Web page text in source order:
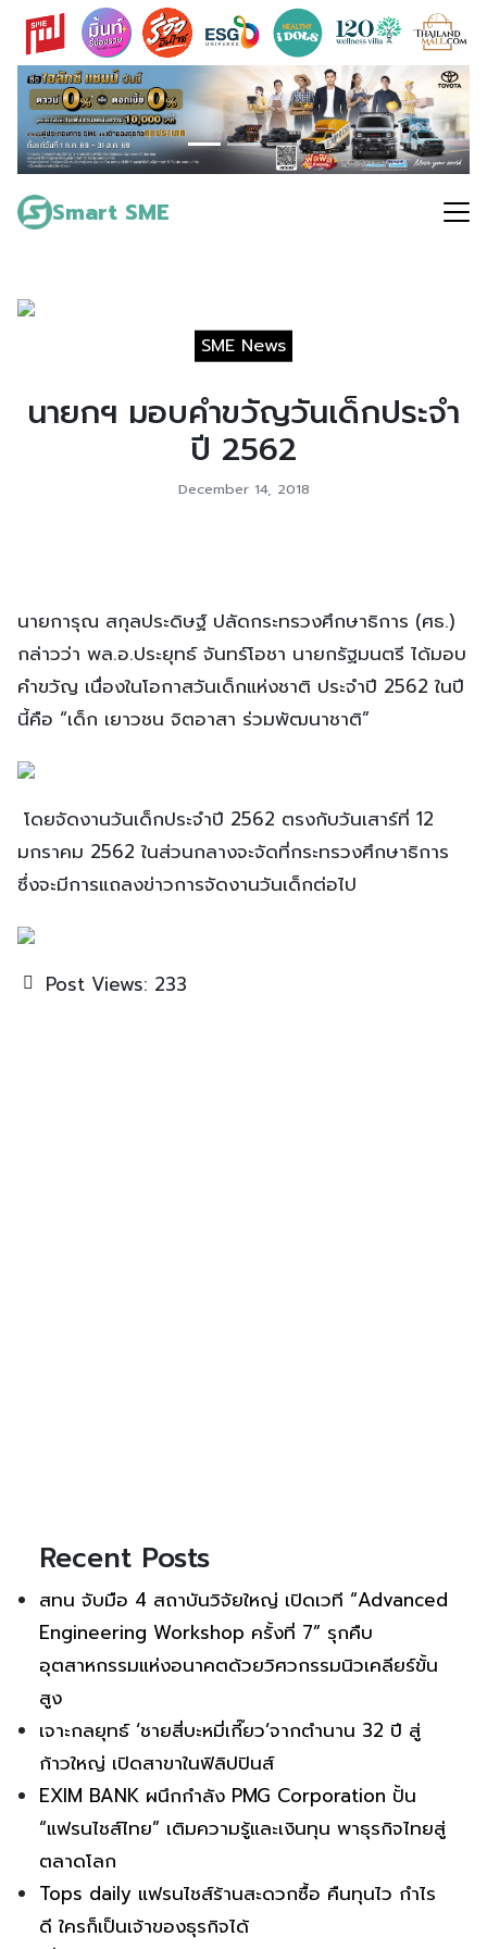
Skip
content
Smart SME
Search
for:
SME News
นายกฯ มอบคำขวัญวันเด็กประจำ
ปี 2562
December 14, 2018
นายการุณ สกุลประดิษฐ์ ปลัดกระทรวงศึกษาธิการ (ศธ.)
กล่าวว่า พล.อ.ประยุทธ์ จันทร์โอชา นายกรัฐมนตรี ได้มอบ
คำขวัญ เนื่องในโอกาสวันเด็กแห่งชาติ ประจำปี 2562 ในปี
นี้คือ “เด็ก เยาวชน จิตอาสา ร่วมพัฒนาชาติ”
โดยจัดงานวันเด็กประจำปี 2562 ตรงกับวันเสาร์ที่ 12
มกราคม 2562 ในส่วนกลางจะจัดที่กระทรวงศึกษาธิการ
ซึ่งจะมีการแถลงข่าวการจัดงานวันเด็กต่อไป
Post Views: 233
Recent Posts
สทน จับมือ 4 สถาบันวิจัยใหญ่ เปิดเวที “Advanced
Engineering Workshop ครั้งที่ 7” รุกคืบ
อุตสาหกรรมแห่งอนาคตด้วยวิศวกรรมนิวเคลียร์ขั้น
สูง
เจาะกลยุทธ์ ‘ชายสี่บะหมี่เกี๊ยว’จากตำนาน 32 ปี สู่
ก้าวใหญ่ เปิดสาขาในฟิลิปปินส์
EXIM BANK ผนึกกำลัง PMG Corporation ปั้น
“แฟรนไชส์ไทย” เติมความรู้และเงินทุน พาธุรกิจไทยสู่
ตลาดโลก
Tops daily แฟรนไชส์ร้านสะดวกซื้อ คืนทุนไว กำไร
ดี ใครก็เป็นเจ้าของธุรกิจได้